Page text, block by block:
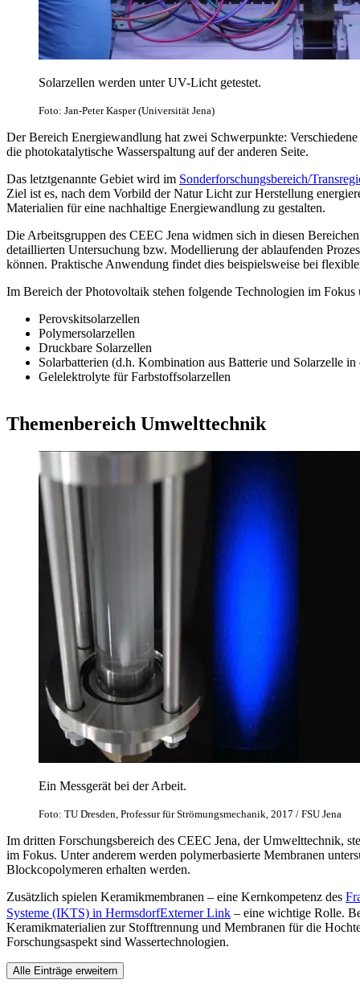
Solarzellen werden unter UV-Licht getestet.
Foto: Jan-Peter Kasper (Universität Jena)
Der Bereich Energiewandlung hat zwei Schwerpunkte:
die photokatalytische Wasserspaltung auf der anderen Seite.
Das letztgenannte Gebiet wird im Sonderforschungsbereich/
Ziel ist es, nach dem Vorbild der Natur Licht zur Herstellung
Materialien für eine nachhaltige Energiewandlung zu gestalten.
Die Arbeitsgruppen des CEEC Jena widmen sich in diesen
detaillierten Untersuchung bzw. Modellierung der ablaufenden
können. Praktische Anwendung findet dies beispielsweise bei
Im Bereich der Photovoltaik stehen folgende Technologien im Fokus
Perovskitsolarzellen
Polymersolarzellen
Druckbare Solarzellen
Solarbatterien (d.h. Kombination aus Batterie und Solarzelle in
Gelelektrolyte für Farbstoffsolarzellen
Themenbereich Umwelttechnik​
Ein Messgerät bei der Arbeit.
Foto: TU Dresden, Professur für Strömungsmechanik, 2017 / FSU Jena
Im dritten Forschungsbereich des CEEC Jena, der Umwelttechnik,
im Fokus. Unter anderem werden polymerbasierte Membranen
Blockcopolymeren erhalten werden.
Zusätzlich spielen Keramikmembranen – eine Kernkompetenz des
Systeme (IKTS) in HermsdorfExterner Link – eine wichtige Rolle.
Keramikmaterialien zur Stofftrennung und Membranen für die
Forschungsaspekt sind Wassertechnologien.
Alle Einträge erweitern